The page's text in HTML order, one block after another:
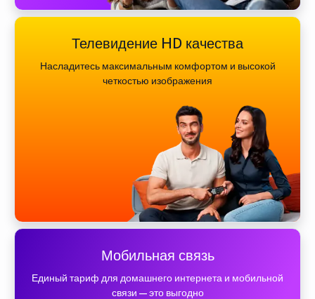
Телевидение HD качества
Насладитесь максимальным комфортом и высокой
четкостью изображения
Мобильная связь
Единый тариф для домашнего интернета и мобильной
связи — это выгодно